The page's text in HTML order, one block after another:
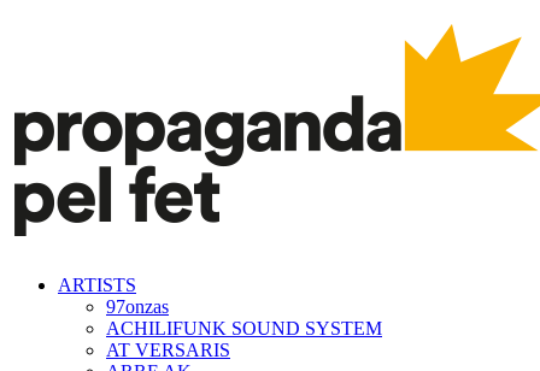
ARTISTS
97onzas
ACHILIFUNK SOUND SYSTEM
AT VERSARIS